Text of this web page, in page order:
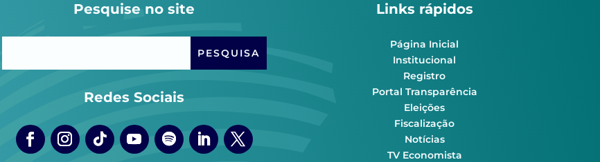
Pesquise no site
Redes Sociais
Links rápidos
Página Inicial
Institucional
Registro
Portal Transparência
Eleições
Fiscalização
Notícias
TV Economista